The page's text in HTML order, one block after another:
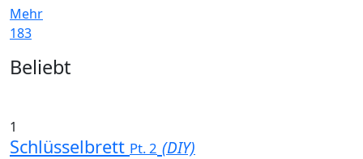
Mehr
183
Widgets
Beliebt
1
Schlüsselbrett Pt. 2 (DIY)